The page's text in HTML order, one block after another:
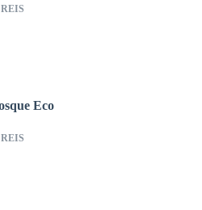
Eco